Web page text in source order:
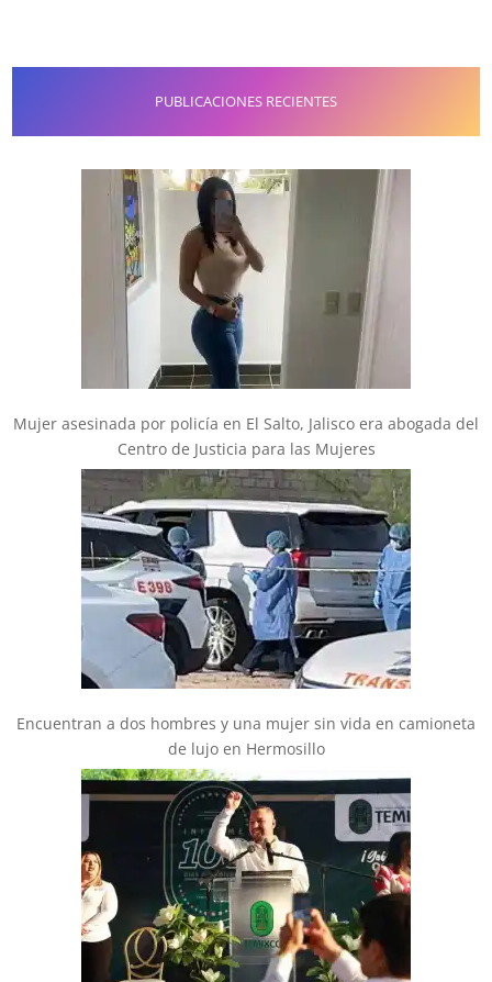
PUBLICACIONES RECIENTES
Mujer asesinada por policía en El Salto, Jalisco era abogada del
Centro de Justicia para las Mujeres
Encuentran a dos hombres y una mujer sin vida en camioneta
de lujo en Hermosillo